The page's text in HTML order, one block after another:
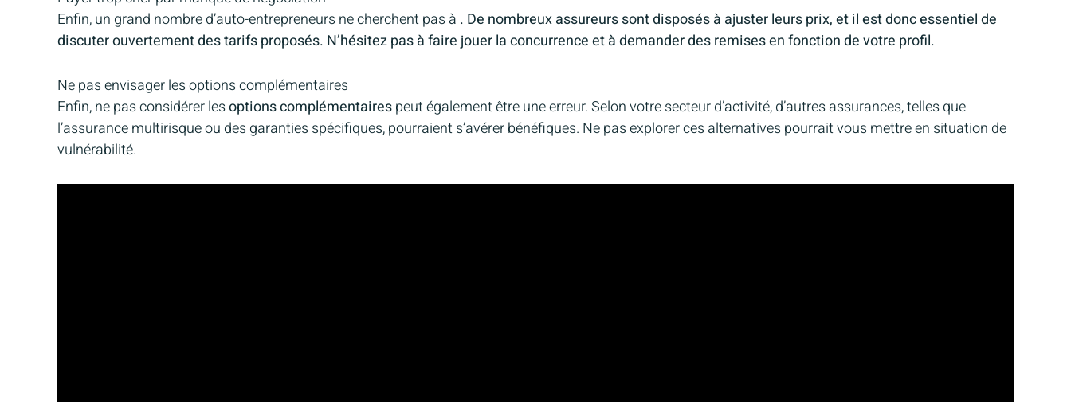
Enfin, un grand nombre d’auto-entrepreneurs ne cherchent pas à . De nombreux assureurs sont disposés à ajuster leurs prix, et il est donc essentiel de
discuter ouvertement des tarifs proposés. N’hésitez pas à faire jouer la concurrence et à demander des remises en fonction de votre profil.
Ne pas envisager les options complémentaires
Enfin, ne pas considérer lesoptions complémentairespeut également être une erreur. Selon votre secteur d’activité, d’autres assurances, telles que
l’assurance multirisque ou des garanties spécifiques, pourraient s’avérer bénéfiques. Ne pas explorer ces alternatives pourrait vous mettre en situation de
vulnérabilité.